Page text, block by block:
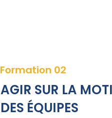
Formation 02
AGIR SUR LA
DES ÉQUIPES